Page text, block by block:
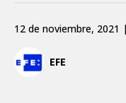
EFE
12 de noviembre, 2021